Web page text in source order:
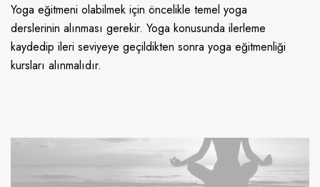
Yoga eğitmeni olabilmek için öncelikle temel yoga
derslerinin alınması gerekir. Yoga konusunda ilerleme
kaydedip ileri seviyeye geçildikten sonra yoga eğitmenliği
kursları alınmalıdır.